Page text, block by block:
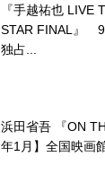
『手越祐也 LIVE
STAR FINAL』
独占...
浜田省吾 『ON
年1月】全国映画